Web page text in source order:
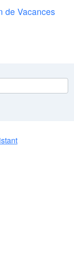
de Vacances